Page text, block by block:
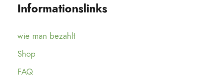
Informationslinks
wie man bezahlt
Shop
FAQ